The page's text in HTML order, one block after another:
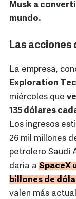
Musk a
mundo.
Las acciones
La empresa,
Exploration
miércoles que
135 dólares
Los ingresos
26 mil millones
petrolero Saudi
daría a SpaceX
billones de
valen más